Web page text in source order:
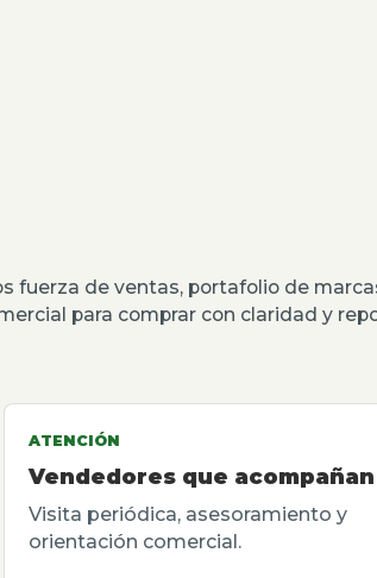
fuerza de ventas, portafolio de
para comprar con claridad y
ATENCIÓN
Vendedores que acompañan
Visita periódica, asesoramiento y
orientación comercial.